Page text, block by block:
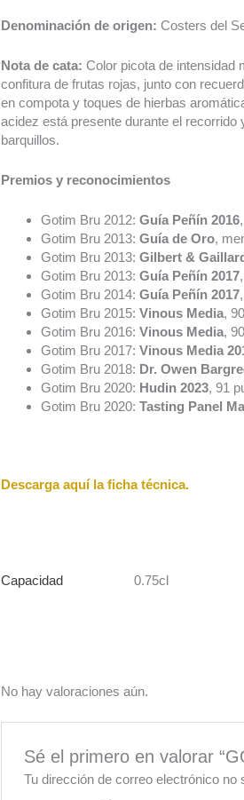
Denominación de origen: Costers del
Nota de cata: Color picota de intensidad
confitura de frutas rojas, junto con
en compota y toques de hierbas
acidez está presente durante el
barquillos.
Premios y reconocimientos
Gotim Bru 2012: Guía Peñín 2016
Gotim Bru 2013: Guía de Oro,
Gotim Bru 2013: Gilbert &
Gotim Bru 2013: Guía Peñín 2017
Gotim Bru 2014: Guía Peñín 2017
Gotim Bru 2015: Vinous Media,
Gotim Bru 2016: Vinous Media,
Gotim Bru 2017: Vinous Media
Gotim Bru 2018: Dr. Owen
Gotim Bru 2020: Hudin 2023, 91
Gotim Bru 2020: Tasting Panel
Descarga aquí la ficha técnica.
Capacidad 0.75cl
No hay valoraciones aún.
Sé el primero en valorar
Tu dirección de correo electrónico no